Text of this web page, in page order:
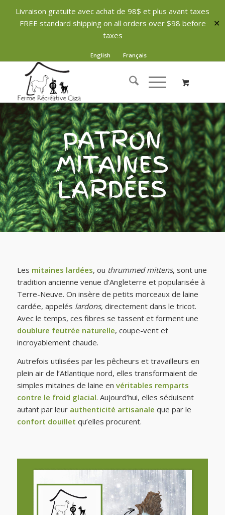
Livraison gratuite avec achat de 98$ et plus avant taxes
FREE standard shipping on all orders over $98 before
taxes
✕
English Français
PATRON
MITAINES
LARDÉES
Les mitaines lardées, ou thrummed mittens, sont une
tradition ancienne venue d’Angleterre et popularisée à
Terre-Neuve. On insère de petits morceaux de laine
cardée, appelés lardons, directement dans le tricot.
Avec le temps, ces fibres se tassent et forment une
doublure feutrée naturelle, coupe-vent et
incroyablement chaude.
Autrefois utilisées par les pêcheurs et travailleurs en
plein air de l’Atlantique nord, elles transformaient de
simples mitaines de laine en véritables remparts
contre le froid glacial. Aujourd’hui, elles séduisent
autant par leur authenticité artisanale que par le
confort douillet qu’elles procurent.